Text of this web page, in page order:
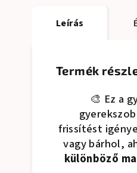
Leírás
Termék
🎨 Ez a
frissítést
vagy bárhol,
különböző